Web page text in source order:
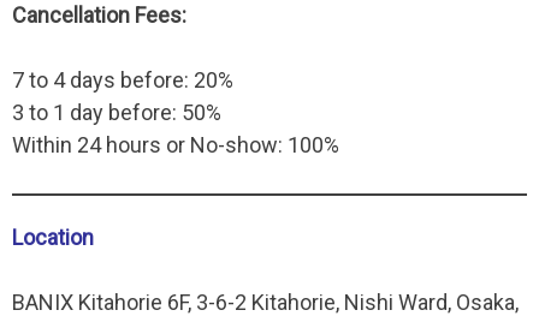
Cancellation Fees:
7 to 4 days before: 20%
3 to 1 day before: 50%
Within 24 hours or No-show: 100%
Location
BANIX Kitahorie 6F, 3-6-2 Kitahorie, Nishi Ward, Osaka,